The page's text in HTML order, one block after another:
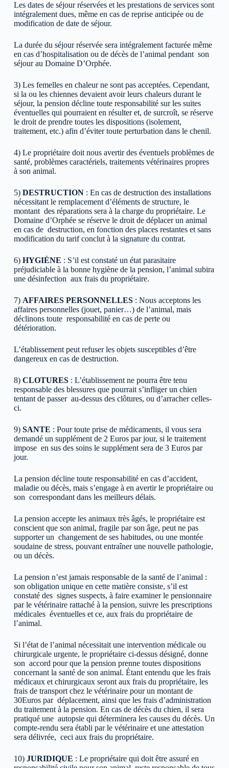
Les dates de séjour réservées et les prestations de services sont
intégralement dues, même en cas de reprise anticipée ou de
modification de date de séjour.
La durée du séjour réservée sera intégralement facturée même
en cas d’hospitalisation ou de décès de l’animal pendant son
séjour au Domaine D’Orphée.
3) Les femelles en chaleur ne sont pas acceptées. Cependant,
si la ou les chiennes devaient avoir leurs chaleurs durant le
séjour, la pension décline toute responsabilité sur les suites
éventuelles qui pourraient en résulter et, de surcroît, se réserve
le droit de prendre toutes les dispositions (isolement,
traitement, etc.) afin d’éviter toute perturbation dans le chenil.
4) Le propriétaire doit nous avertir des éventuels problèmes de
santé, problèmes caractériels, traitements vétérinaires propres
à son animal.
5) DESTRUCTION : En cas de destruction des installations
nécessitant le remplacement d’éléments de structure, le
montant des réparations sera à la charge du propriétaire. Le
Domaine d’Orphée se réserve le droit de déplacer un animal
en cas de destruction, en fonction des places restantes et sans
modification du tarif conclut à la signature du contrat.
6) HYGIÈNE : S’il est constaté un état parasitaire
préjudiciable à la bonne hygiène de la pension, l’animal subira
une désinfection aux frais du propriétaire.
7) AFFAIRES PERSONNELLES : Nous acceptons les
affaires personnelles (jouet, panier…) de l’animal, mais
déclinons toute responsabilité en cas de perte ou
détérioration.
L’établissement peut refuser les objets susceptibles d’être
dangereux en cas de destruction.
8) CLOTURES : L’établissement ne pourra être tenu
responsable des blessures que pourrait s’infliger un chien
tentant de passer au-dessus des clôtures, ou d’arracher celles-
ci.
9) SANTE : Pour toute prise de médicaments, il vous sera
demandé un supplément de 2 Euros par jour, si le traitement
impose en sus des soins le supplément sera de 3 Euros par
jour.
La pension décline toute responsabilité en cas d’accident,
maladie ou décès, mais s’engage à en avertir le propriétaire ou
son correspondant dans les meilleurs délais.
La pension accepte les animaux très âgés, le propriétaire est
conscient que son animal, fragile par son âge, peut ne pas
supporter un changement de ses habitudes, ou une montée
soudaine de stress, pouvant entraîner une nouvelle pathologie,
ou un décès.
La pension n’est jamais responsable de la santé de l’animal :
son obligation unique en cette matière consiste, s’il est
constaté des signes suspects, à faire examiner le pensionnaire
par le vétérinaire rattaché à la pension, suivre les prescriptions
médicales éventuelles et ce, aux frais du propriétaire de
l’animal.
Si l’état de l’animal nécessitait une intervention médicale ou
chirurgicale urgente, le propriétaire ci-dessus désigné, donne
son accord pour que la pension prenne toutes dispositions
concernant la santé de son animal. Étant entendu que les frais
médicaux et chirurgicaux seront aux frais du propriétaire, les
frais de transport chez le vétérinaire pour un montant de
30Euros par déplacement, ainsi que les frais d’administration
du traitement à la pension. En cas de décès du chien, il sera
pratiqué une autopsie qui déterminera les causes du décès. Un
compte-rendu sera établi par le vétérinaire et une attestation
sera délivrée, ceci aux frais du propriétaire.
10) JURIDIQUE : Le propriétaire qui doit être assuré en